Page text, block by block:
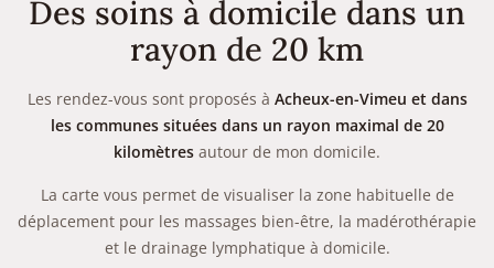
Des soins à domicile dans un
rayon de 20 km
Les rendez-vous sont proposés à Acheux-en-Vimeu et dans
les communes situées dans un rayon maximal de 20
kilomètres autour de mon domicile.
La carte vous permet de visualiser la zone habituelle de
déplacement pour les massages bien-être, la madérothérapie
et le drainage lymphatique à domicile.